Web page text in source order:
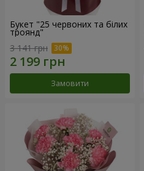
Букет "25 червоних та білих
троянд"
3 141 грн
Замовити